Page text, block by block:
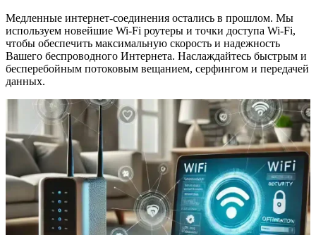
Медленные интернет-соединения остались в прошлом. Мы
используем новейшие Wi-Fi роутеры и точки доступа Wi-Fi,
чтобы обеспечить максимальную скорость и надежность
Вашего беспроводного Интернета. Наслаждайтесь быстрым и
бесперебойным потоковым вещанием, серфингом и передачей
данных.